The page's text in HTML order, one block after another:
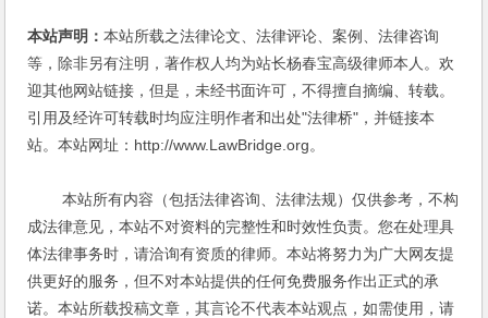
本站声明：本站所载之法律论文、法律评论、案例、法律咨询
等，除非另有注明，著作权人均为站长杨春宝高级律师本人。欢
迎其他网站链接，但是，未经书面许可，不得擅自摘编、转载。
引用及经许可转载时均应注明作者和出处"法律桥"，并链接本
站。本站网址：http://www.LawBridge.org。
本站所有内容（包括法律咨询、法律法规）仅供参考，不构
成法律意见，本站不对资料的完整性和时效性负责。您在处理具
体法律事务时，请洽询有资质的律师。本站将努力为广大网友提
供更好的服务，但不对本站提供的任何免费服务作出正式的承
诺。本站所载投稿文章，其言论不代表本站观点，如需使用，请